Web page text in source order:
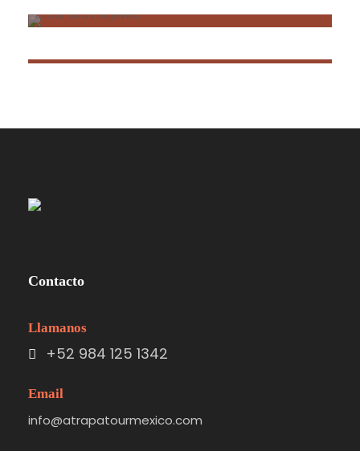
Giugno 6, 2016
Contacto
Llamanos
+52 984 125 1342
Email
info@atrapatourmexico.com